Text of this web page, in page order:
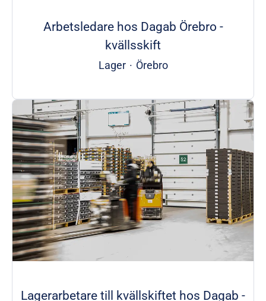
Arbetsledare hos Dagab Örebro -
kvällsskift
Lager · Örebro
Lagerarbetare till kvällskiftet hos Dagab -